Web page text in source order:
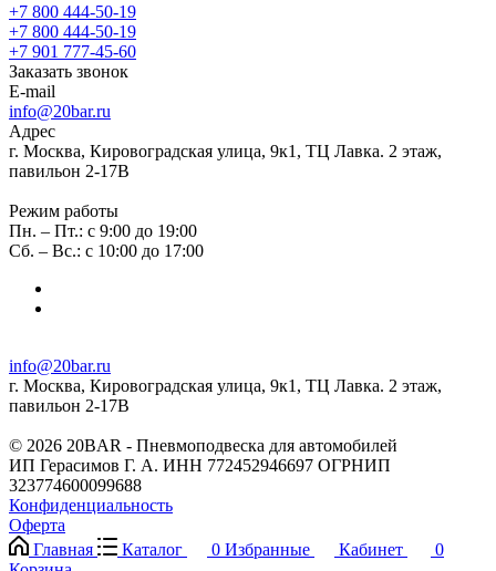
+7 800 444-50-19
+7 800 444-50-19
+7 901 777-45-60
Заказать звонок
E-mail
info@20bar.ru
Адрес
г. Москва, Кировоградская улица, 9к1, ТЦ Лавка. 2 этаж,
павильон 2-17В
Режим работы
Пн. – Пт.: с 9:00 до 19:00
Сб. – Вс.: с 10:00 до 17:00
info@20bar.ru
г. Москва, Кировоградская улица, 9к1, ТЦ Лавка. 2 этаж,
павильон 2-17В
© 2026 20BAR - Пневмоподвеска для автомобилей
ИП Герасимов Г. А. ИНН 772452946697 ОГРНИП
323774600099688
Конфиденциальность
Оферта
Главная
Каталог 0 Избранные Кабинет
0